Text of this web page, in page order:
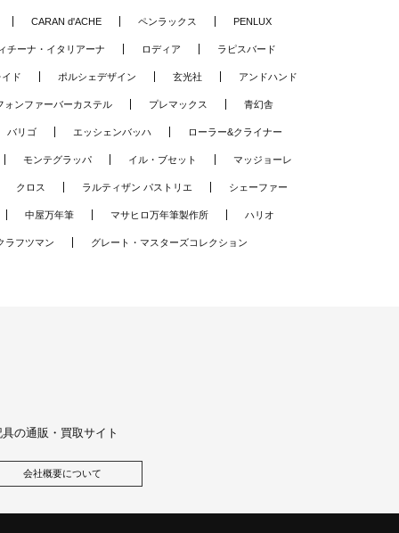
CARAN d'ACHE ペンラックス PENLUX
チーナ・イタリアーナ ロディア ラピスバード
ド ポルシェデザイン 玄光社 アンドハンド
ォンファーバーカステル プレマックス 青幻舎
バリゴ エッシェンバッハ ローラー&クライナー
モンテグラッパ イル・ブセット マッジョーレ
クロス ラルティザン パストリエ シェーファー
中屋万年筆 マサヒロ万年筆製作所 ハリオ
ラフツマン グレート・マスターズコレクション
の通販・買取サイト
会社概要について